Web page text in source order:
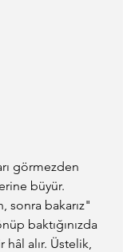
görmezden
büyür.
sonra bakarız"
baktığınızda
alır. Üstelik,